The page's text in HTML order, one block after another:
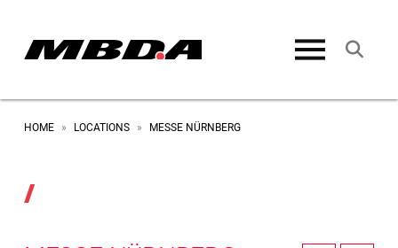
HOME » LOCATIONS » MESSE NÜRNBERG